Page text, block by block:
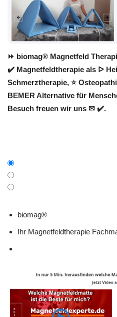
⏩ biomag® Magnetfeld
✔️ Magnetfeldtherapie als ᐅ
Schmerztherapie, ⭐
BEMER Alternative für
Besuch freuen wir uns ✉ ✔️.
biomag®
Ihr Magnetfeldtherapie